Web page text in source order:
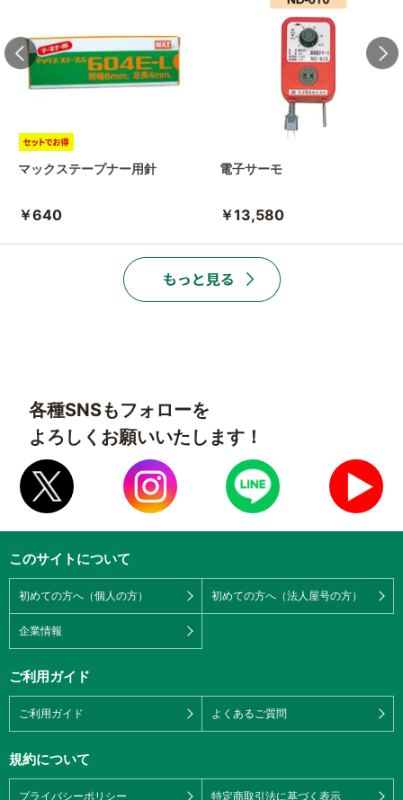
マックステープナー用針
￥640
電子サーモ
￥13,580
各種SNSもフォローを
よろしくお願いいたします！
このサイトについて
初めての方へ（個人の方） 初めての方へ（法人屋号の方）
企業情報
ご利用ガイド
ご利用ガイド よくあるご質問
規約について
プライバシーポリシー 特定商取引法に基づく表示